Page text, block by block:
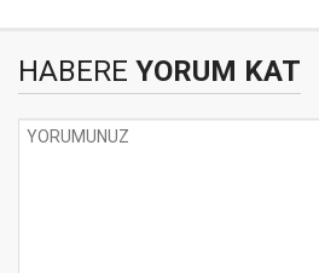
HABERE YORUM KAT